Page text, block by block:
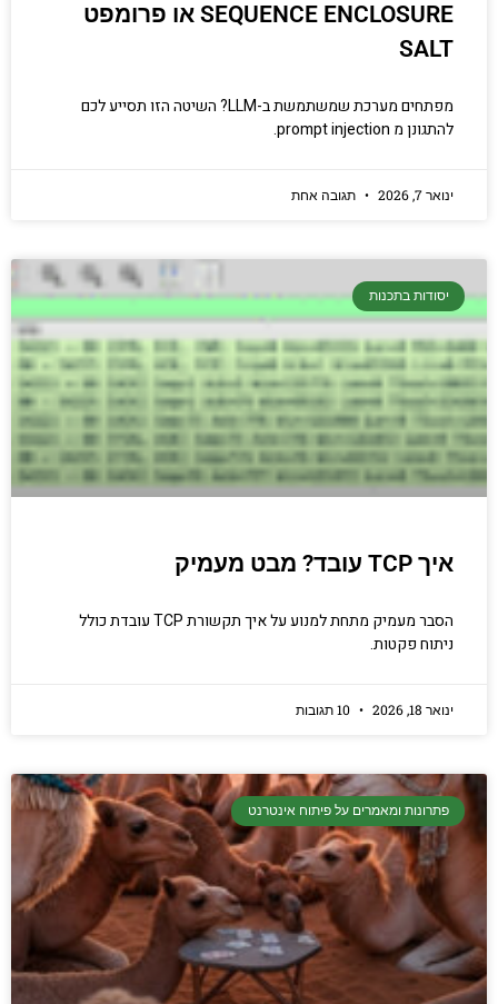
SEQUENCE ENCLOSURE או פרומפט
SALT
מפתחים מערכת שמשתמשת ב-LLM? השיטה הזו תסייע לכם
להתגונן מ prompt injection.
ינואר 7, 2026 תגובה אחת
יסודות בתכנות
איך TCP עובד? מבט מעמיק
הסבר מעמיק מתחת למנוע על איך תקשורת TCP עובדת כולל
ניתוח פקטות.
ינואר 18, 2026
פתרונות ומאמרים על פיתוח אינטרנט